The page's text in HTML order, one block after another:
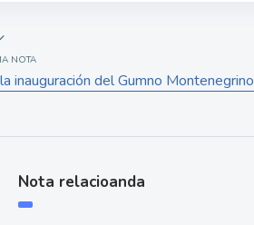
NOTA
inauguración del Gumno Montenegrino
Nota relacioanda